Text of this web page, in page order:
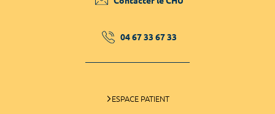
04 67 33 67 33
ESPACE PATIENT